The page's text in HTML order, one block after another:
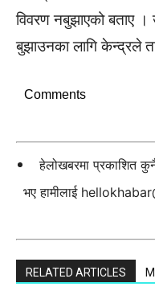
विवरण नबुझाएको बताए ।
बुझाउनका लागि केन्द्रले
Comments
हेलोखबरमा प्रकाशित
भए हामीलाई
RELATED ARTICLES